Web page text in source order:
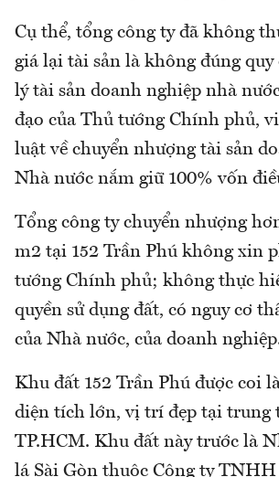
Cụ thể, tổng công ty đã không
giá lại tài sản là không đúng
lý tài sản doanh nghiệp nhà
đạo của Thủ tướng Chính phủ,
luật về chuyển nhượng tài sản
Nhà nước nắm giữ 100% vốn
Tổng công ty chuyển nhượng
m2 tại 152 Trần Phú không xin
tướng Chính phủ; không thực
quyền sử dụng đất, có nguy cơ
của Nhà nước, của doanh
Khu đất 152 Trần Phú được coi
diện tích lớn, vị trí đẹp tại trung
TP.HCM. Khu đất này trước là
lá Sài Gòn thuộc Công ty